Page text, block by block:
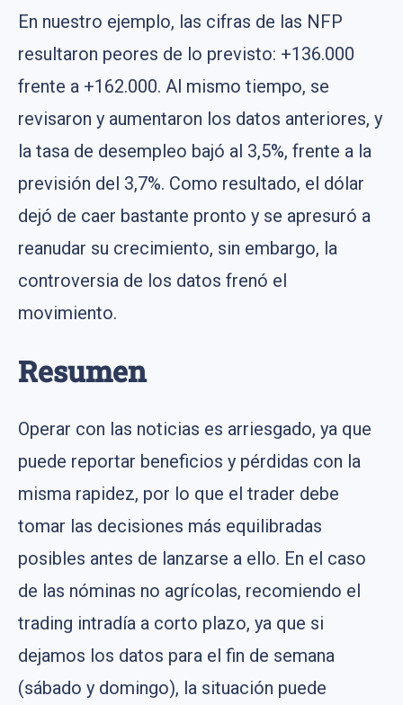
En nuestro ejemplo, las cifras de las NFP
resultaron peores de lo previsto: +136.000
frente a +162.000. Al mismo tiempo, se
revisaron y aumentaron los datos anteriores, y
la tasa de desempleo bajó al 3,5%, frente a la
previsión del 3,7%. Como resultado, el dólar
dejó de caer bastante pronto y se apresuró a
reanudar su crecimiento, sin embargo, la
controversia de los datos frenó el
movimiento.
Resumen
Operar con las noticias es arriesgado, ya que
puede reportar beneficios y pérdidas con la
misma rapidez, por lo que el trader debe
tomar las decisiones más equilibradas
posibles antes de lanzarse a ello. En el caso
de las nóminas no agrícolas, recomiendo el
trading intradía a corto plazo, ya que si
dejamos los datos para el fin de semana
(sábado y domingo), la situación puede